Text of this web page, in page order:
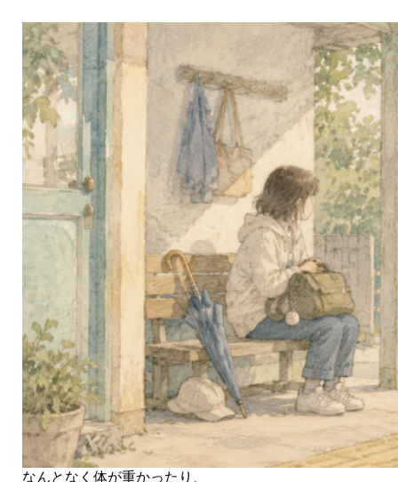
なんとなく体が重かったり、